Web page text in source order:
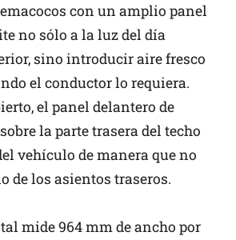
con un amplio panel
no sólo a la luz del día
sino introducir aire fresco
el conductor lo requiera.
el panel delantero de
la parte trasera del techo
vehículo de manera que no
de los asientos traseros.
mide 964 mm de ancho por